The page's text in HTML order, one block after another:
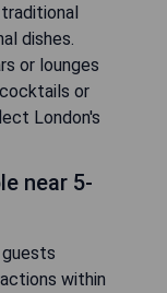
dishes.
or lounges
or
London's
near 5-
within